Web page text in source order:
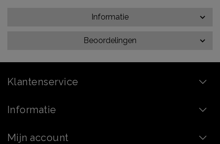
Informatie
Beoordelingen
Klantenservice
Informatie
Mijn account